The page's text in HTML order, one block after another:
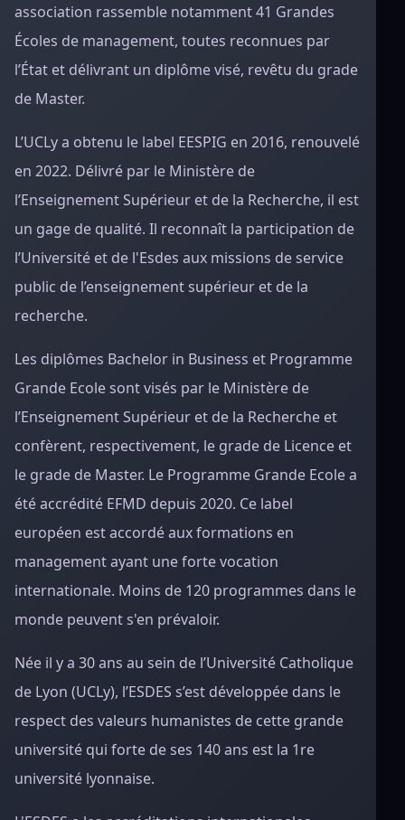
association rassemble notamment 41 Grandes
Écoles de management, toutes reconnues par
l’État et délivrant un diplôme visé, revêtu du grade
de Master.
L’UCLy a obtenu le label EESPIG en 2016, renouvelé
en 2022. Délivré par le Ministère de
l’Enseignement Supérieur et de la Recherche, il est
un gage de qualité. Il reconnaît la participation de
l’Université et de l'Esdes aux missions de service
public de l’enseignement supérieur et de la
recherche.
Les diplômes Bachelor in Business et Programme
Grande Ecole sont visés par le Ministère de
l’Enseignement Supérieur et de la Recherche et
confèrent, respectivement, le grade de Licence et
le grade de Master. Le Programme Grande Ecole a
été accrédité EFMD depuis 2020. Ce label
européen est accordé aux formations en
management ayant une forte vocation
internationale. Moins de 120 programmes dans le
monde peuvent s'en prévaloir.
Née il y a 30 ans au sein de l’Université Catholique
de Lyon (UCLy), l’ESDES s’est développée dans le
respect des valeurs humanistes de cette grande
université qui forte de ses 140 ans est la 1re
université lyonnaise.